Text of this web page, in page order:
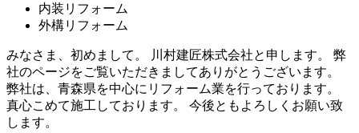
内装リフォーム
外構リフォーム
みなさま、初めまして。 川村建匠株式会社と申します。 弊
社のページをご覧いただきましてありがとうございます。
弊社は、青森県を中心にリフォーム業を行っております。
真心こめて施工しております。 今後ともよろしくお願い致
します。